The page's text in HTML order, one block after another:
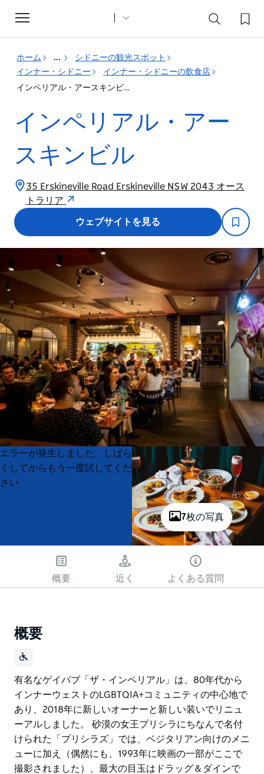
Toggle
navigation
ホーム ...
シドニーの観光スポット
インナー・シドニー
インナー・シドニーの飲食店
インペリアル・アースキンビル
インペリアル・アー
スキンビル
35 Erskineville Road Erskineville NSW 2043 オース
トラリア
ウェブサイトを見る
7枚の写真
Product
List
Product
List
エラーが発生しました。しばら
くしてからもう一度試してくだ
さい
概要 近く よくある質問
概要
有名なゲイパブ「ザ・インペリアル」は、80年代から
インナーウェストのLGBTQIA+コミュニティの中心地で
あり、2018年に新しいオーナーと新しい装いでリニュ
ーアルしました。 砂漠の女王プリシラにちなんで名付
けられた「プリシラズ」では、ベジタリアン向けのメニ
ューに加え（偶然にも、1993年に映画の一部がここで
撮影されました）、最大の目玉はドラッグ＆ダインで